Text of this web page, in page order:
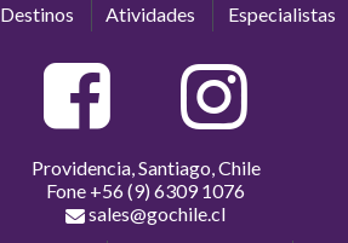
Destinos Atividades Especialistas
Providencia, Santiago, Chile
Fone +56 (9) 6309 1076
sales@gochile.cl